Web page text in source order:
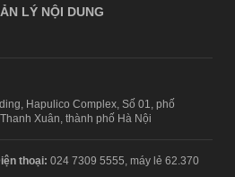
LÝ NỘI DUNG
Hapulico Complex, Số 01, phố
Xuân, thành phố Hà Nội
thoại: 024 7309 5555, máy lẻ 62.370